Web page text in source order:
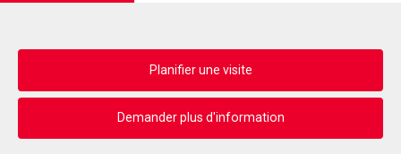
Planifier une visite
Demander plus d'information